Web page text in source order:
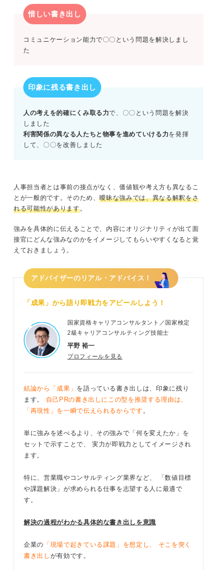
惜しい書き出し
コミュニケーション能力で〇〇という問題を解決しまし
た
印象に残る書き出し
人の考えを的確にくみ取る力で、〇〇という問題を解決
しました
利害関係の異なる人たちと物事を進めていける力を発揮
して、〇〇を改善しました
人事担当者とは事前の接点がなく、価値観や考え方も異なるこ
とが一般的です。そのため、曖昧な強みでは、異なる解釈をさ
れる可能性があります。
強みを具体的に伝えることで、内容にオリジナリティが出て面
接官にどんな強みなのかをイメージしてもらいやすくなると覚
えておきましょう。
アドバイザーのリアル・アドバイス！
「成果」から語り即戦力をアピールしよう！
国家資格キャリアコンサルタント／国家検定
2級キャリアコンサルティング技能士
平野 裕一
プロフィールを見る
結論から「成果」 を語っている書き出しは、印象に残り
ます。 自己PRの書き出しにこの型を推奨する理由は、
「再現性」を一瞬で伝えられるからです 。
単に強みを述べるより、その強みで「何を変えたか」を
セットで示すことで、 実力が即戦力としてイメージされ
ます。
特に、営業職やコンサルティング業界など、 「数値目標
や課題解決」が求められる仕事を志望する人に最適で
す。
解決の過程がわかる具体的な書き出しを意識
企業の 「現場で起きている課題」を想定し、 そこを突く
書き出し が有効です。